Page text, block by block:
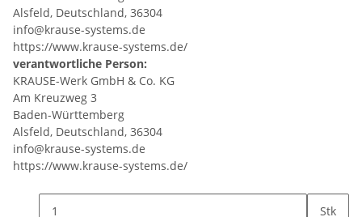
Alsfeld, Deutschland, 36304
info@krause-systems.de
https://www.krause-systems.de/
verantwortliche Person:
KRAUSE-Werk GmbH & Co. KG
Am Kreuzweg 3
Baden-Württemberg
Alsfeld, Deutschland, 36304
info@krause-systems.de
https://www.krause-systems.de/
Stk